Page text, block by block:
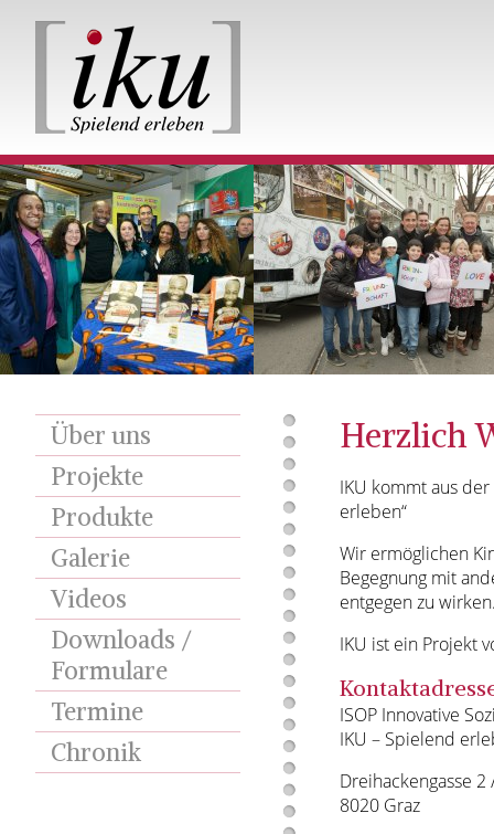
Über uns
Projekte
Produkte
Galerie
Videos
Downloads /
Formulare
Termine
Chronik
Herzlich
IKU kommt aus
erleben“
Wir ermöglichen
Begegnung mit
entgegen zu
IKU ist ein Projekt
ISOP Innovative
IKU – Spielend
Dreihackengasse 2
8020 Graz